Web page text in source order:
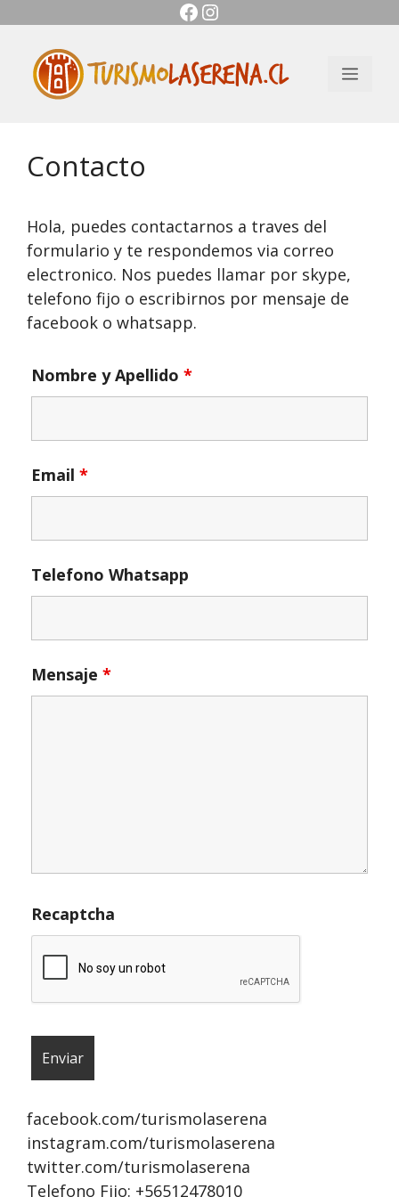
contenido
Facebook
Instagram
Menú
Contacto
Hola, puedes contactarnos a traves del
formulario y te respondemos via correo
electronico. Nos puedes llamar por skype,
telefono fijo o escribirnos por mensaje de
facebook o whatsapp.
Nombre y Apellido *
Email *
Telefono Whatsapp
Mensaje *
Recaptcha
facebook.com/turismolaserena
instagram.com/turismolaserena
twitter.com/turismolaserena
Telefono Fijo: +56512478010